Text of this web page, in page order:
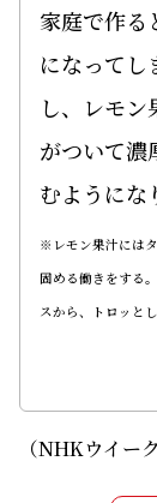
家庭で作る
になって
し、レモ
がついて濃
むようにな
※レモン果汁には
固める働きをする
スから、トロッと
（NHKウイー